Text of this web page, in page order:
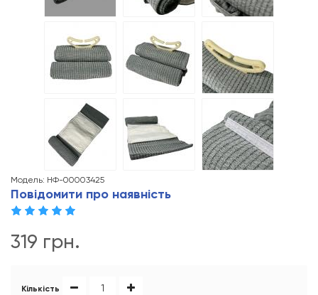
Модель: НФ-00003425
Повідомити про наявність
319 грн.
Кількість